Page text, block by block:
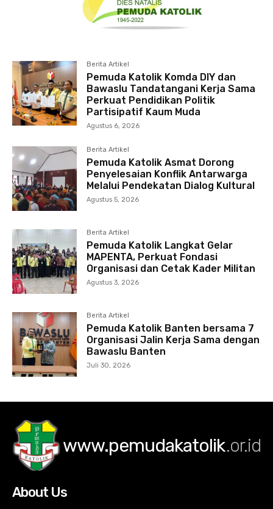
Berita Artikel
Pemuda Katolik Komda DIY dan
Bawaslu Tandatangani Kerja Sama
Perkuat Pendidikan Politik
Partisipatif Kaum Muda
Agustus 6, 2026
Berita Artikel
Pemuda Katolik Asmat Dorong
Penyelesaian Konflik Antarwarga
Melalui Pendekatan Dialog Kultural
Agustus 5, 2026
Berita Artikel
Pemuda Katolik Langkat Gelar
MAPENTA, Perkuat Fondasi
Organisasi dan Cetak Kader Militan
Agustus 3, 2026
Berita Artikel
Pemuda Katolik Banten bersama 7
Organisasi Jalin Kerja Sama dengan
Bawaslu Banten
Juli 30, 2026
www.pemudakatolik.or.id
About Us